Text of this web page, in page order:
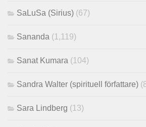
SaLuSa (Sirius) (67)
Sananda (1,119)
Sanat Kumara (104)
Sandra Walter (spirituell författare)
Sara Lindberg (13)